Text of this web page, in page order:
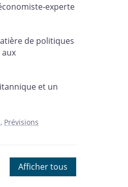
experte
de politiques
et un
Prévisions
Afficher tous